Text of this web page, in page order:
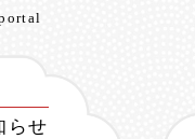
らせ